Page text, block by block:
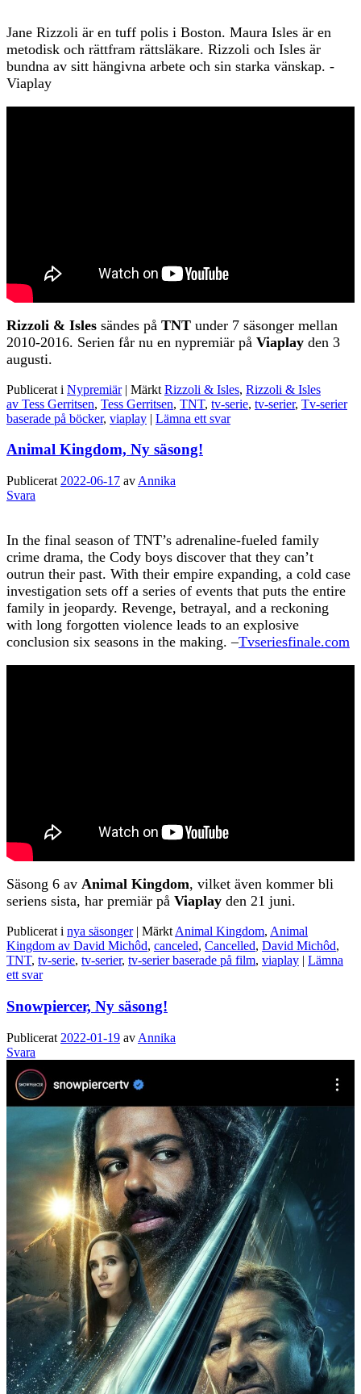
Jane Rizzoli är en tuff polis i Boston. Maura Isles är en
metodisk och rättfram rättsläkare. Rizzoli och Isles är
bundna av sitt hängivna arbete och sin starka vänskap. -
Viaplay
Rizzoli & Isles sändes på TNT under 7 säsonger mellan
2010-2016. Serien får nu en nypremiär på Viaplay den 3
augusti.
Publicerat i Nypremiär | Märkt Rizzoli & Isles, Rizzoli & Isles
av Tess Gerritsen, Tess Gerritsen, TNT, tv-serie, tv-serier, Tv-serier
baserade på böcker, viaplay | Lämna ett svar
Animal Kingdom, Ny säsong!
Publicerat 2022-06-17 av Annika
Svara
In the final season of TNT’s adrenaline-fueled family
crime drama, the Cody boys discover that they can’t
outrun their past. With their empire expanding, a cold case
investigation sets off a series of events that puts the entire
family in jeopardy. Revenge, betrayal, and a reckoning
with long forgotten violence leads to an explosive
conclusion six seasons in the making. –Tvseriesfinale.com
Säsong 6 av Animal Kingdom, vilket även kommer bli
seriens sista, har premiär på Viaplay den 21 juni.
Publicerat i nya säsonger | Märkt Animal Kingdom, Animal
Kingdom av David Michôd, canceled, Cancelled, David Michôd,
TNT, tv-serie, tv-serier, tv-serier baserade på film, viaplay | Lämna
ett svar
Snowpiercer, Ny säsong!
Publicerat 2022-01-19 av Annika
Svara